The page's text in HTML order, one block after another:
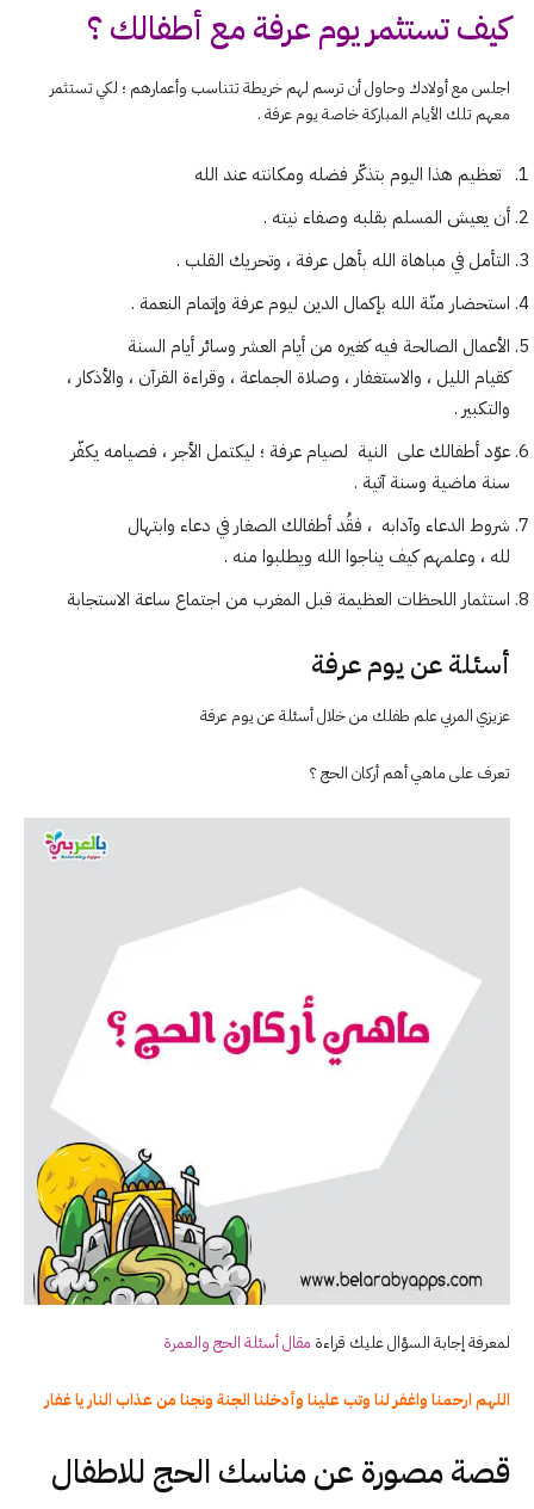
كيف تستثمر يوم عرفة مع أطفالك ؟
اجلس مع أولادك وحاول أن ترسم لهم خريطة تتناسب وأعمارهم ؛ لكي تستثمر
معهم تلك الأيام المباركة خاصة يوم عرفة .
تعظيم هذا اليوم بتذكّر فضله ومكانته عند الله
أن يعيش المسلم بقلبه وصفاء نيته .
التأمل في مباهاة الله بأهل عرفة ، وتحريك القلب .
استحضار منّة الله بإكمال الدين ليوم عرفة وإتمام النعمة .
الأعمال الصالحة فيه كغيره من أيام العشر وسائر أيام السنة
كقيام الليل ، والاستغفار ، وصلاة الجماعة ، وقراءة القرآن ، والأذكار ،
والتكبير .
عوّد أطفالك على النية لصيام عرفة ؛ ليكتمل الأجر ، فصيامه يكفّر
سنة ماضية وسنة آتية .
شروط الدعاء وآدابه ، فقُد أطفالك الصغار في دعاء وابتهال
لله ، وعلمهم كيف يناجوا الله ويطلبوا منه .
استثمار اللحظات العظيمة قبل المغرب من اجتماع ساعة الاستجابة
أسئلة عن يوم عرفة
عزيزي المربي علم طفلك من خلال أسئلة عن يوم عرفة
تعرف على ماهي أهم أركان الحج ؟
لمعرفة إجابة السؤال عليك قراءة مقال أسئلة الحج والعمرة
اللهم ارحمنا واغفر لنا وتب علينا وأدخلنا الجنة ونجنا من عذاب النار يا غفار
قصة مصورة عن مناسك الحج للاطفال